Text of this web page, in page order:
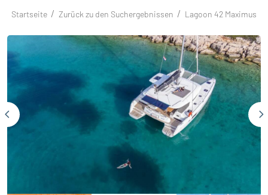
Startseite Zurück zu den Suchergebnissen Lagoon 42 Maximus